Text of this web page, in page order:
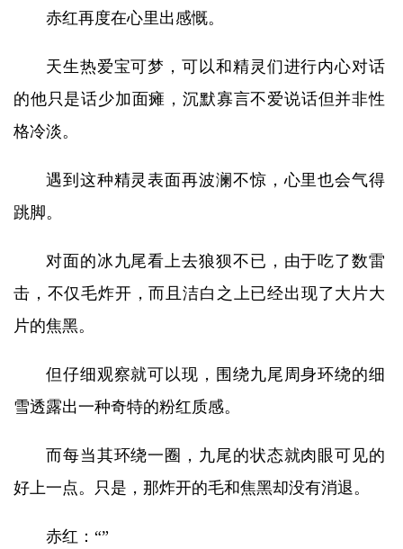
赤红再度在心里出感慨。
天生热爱宝可梦，可以和精灵们进行内心对话
的他只是话少加面瘫，沉默寡言不爱说话但并非性
格冷淡。
遇到这种精灵表面再波澜不惊，心里也会气得
跳脚。
对面的冰九尾看上去狼狈不已，由于吃了数雷
击，不仅毛炸开，而且洁白之上已经出现了大片大
片的焦黑。
但仔细观察就可以现，围绕九尾周身环绕的细
雪透露出一种奇特的粉红质感。
而每当其环绕一圈，九尾的状态就肉眼可见的
好上一点。只是，那炸开的毛和焦黑却没有消退。
赤红：“”